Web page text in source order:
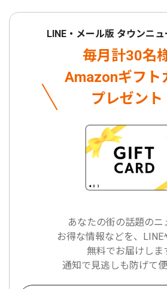
LINE・メール版 タウンニ
毎月計30名
Amazonギフト
プレゼント
あなたの街の話題のニ
お得な情報などを、LINE
無料でお届けしま
通知で見逃しも防げて